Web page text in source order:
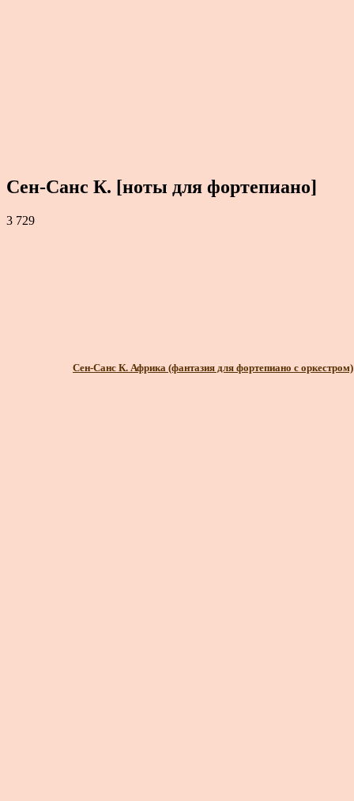
Сен-Санс К. [ноты для фортепиано]
3 729
Сен-Санс К. Африка (фантазия для фортепиано с оркестром)